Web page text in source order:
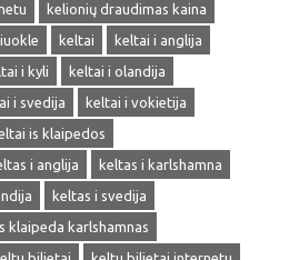
kelionių draudimas kaina
keltai
keltai i anglija
i kyli
keltai i olandija
i svedija
keltai i vokietija
is klaipedos
i anglija
keltas i karlshamna
keltas i svedija
klaipeda karlshamnas